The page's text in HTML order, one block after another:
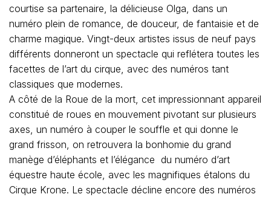
courtise sa partenaire, la délicieuse Olga, dans un
numéro plein de romance, de douceur, de fantaisie et de
charme magique. Vingt-deux artistes issus de neuf pays
différents donneront un spectacle qui reflétera toutes les
facettes de l’art du cirque, avec des numéros tant
classiques que modernes.
A côté de la Roue de la mort, cet impressionnant appareil
constitué de roues en mouvement pivotant sur plusieurs
axes, un numéro à couper le souffle et qui donne le
grand frisson, on retrouvera la bonhomie du grand
manège d’éléphants et l’élégance du numéro d’art
équestre haute école, avec les magnifiques étalons du
Cirque Krone. Le spectacle décline encore des numéros